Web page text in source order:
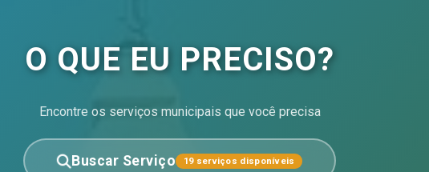
O QUE EU PRECISO?
Encontre os serviços municipais que você precisa
Buscar Serviço 19 serviços disponíveis